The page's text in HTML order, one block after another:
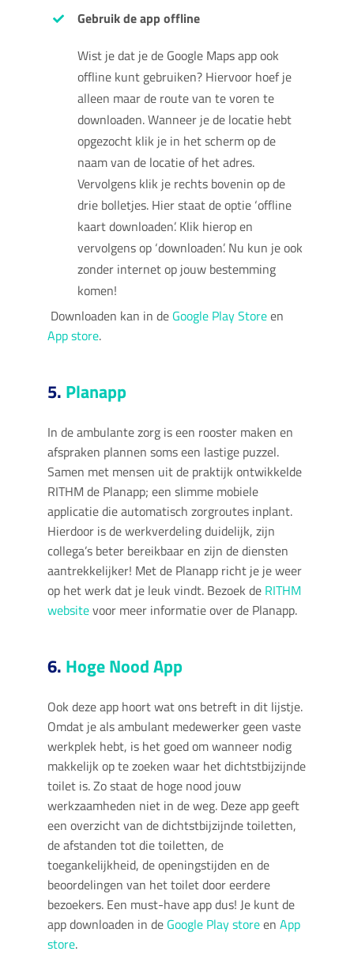
Gebruik de app offline
Wist je dat je de Google Maps app ook
offline kunt gebruiken? Hiervoor hoef je
alleen maar de route van te voren te
downloaden. Wanneer je de locatie hebt
opgezocht klik je in het scherm op de
naam van de locatie of het adres.
Vervolgens klik je rechts bovenin op de
drie bolletjes. Hier staat de optie ‘offline
kaart downloaden’. Klik hierop en
vervolgens op ‘downloaden’. Nu kun je ook
zonder internet op jouw bestemming
komen!
Downloaden kan in de Google Play Storeen
App store.
5. Planapp
In de ambulante zorg is een rooster maken en
afspraken plannen soms een lastige puzzel.
Samen met mensen uit de praktijk ontwikkelde
RITHM de Planapp; een slimme mobiele
applicatie die automatisch zorgroutes inplant.
Hierdoor is de werkverdeling duidelijk, zijn
collega’s beter bereikbaar en zijn de diensten
aantrekkelijker! Met de Planapp richt je je weer
op het werk dat je leuk vindt. Bezoek de RITHM
websitevoor meer informatie over de Planapp.
6. Hoge Nood App
Ook deze app hoort wat ons betreft in dit lijstje.
Omdat je als ambulant medewerker geen vaste
werkplek hebt, is het goed om wanneer nodig
makkelijk op te zoeken waar het dichtstbijzijnde
toilet is. Zo staat de hoge nood jouw
werkzaamheden niet in de weg. Deze app geeft
een overzicht van de dichtstbijzijnde toiletten,
de afstanden tot die toiletten, de
toegankelijkheid, de openingstijden en de
beoordelingen van het toilet door eerdere
bezoekers. Een must-have app dus! Je kunt de
app downloaden in de Google Play storeen App
store.